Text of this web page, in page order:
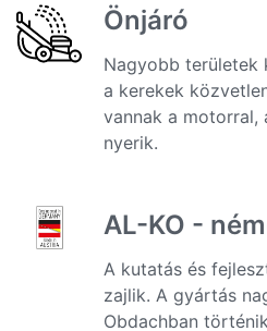
Önjáró
Nagyobb területek
a kerekek
vannak a motorral,
nyerik.
AL-KO -
A kutatás és
zajlik. A gyártás
Obdachban